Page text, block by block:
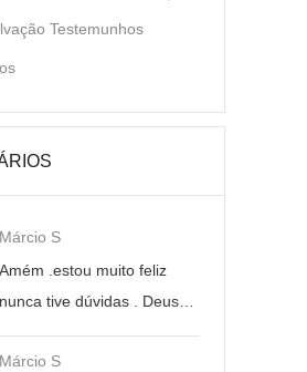
Testemunhos
Márcio S
Amém .estou muito feliz
nunca tive dúvidas . Deus…
Márcio S